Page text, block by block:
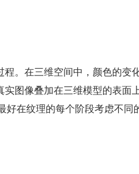
。在三维空间中，颜色的变
图像叠加在三维模型的表面
好在纹理的每个阶段考虑不同